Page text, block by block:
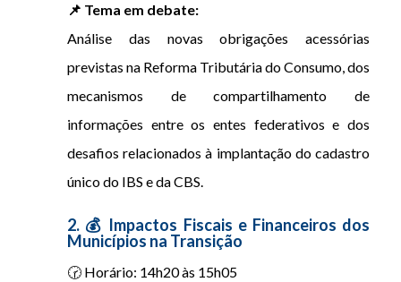
📌 Tema em debate:
Análise das novas obrigações acessórias
previstas na Reforma Tributária do Consumo, dos
mecanismos de compartilhamento de
informações entre os entes federativos e dos
desafios relacionados à implantação do cadastro
único do IBS e da CBS.
2. 💰 Impactos Fiscais e Financeiros dos
Municípios na Transição
🕝 Horário: 14h20 às 15h05